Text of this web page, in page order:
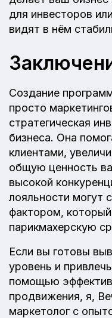
для инвесторов
видят в нём
Создание
просто
стратегическая
бизнеса. Она
клиентами,
общую ценность
высокой
лояльности могут
фактором,
парикмахерскую
Если вы готовы
уровень и
помощью
продвижения, я,
маркетолог с